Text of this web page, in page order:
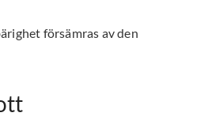
försämras av den